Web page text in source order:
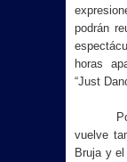
podrán
horas
“Just
vuelve
Bruja y el